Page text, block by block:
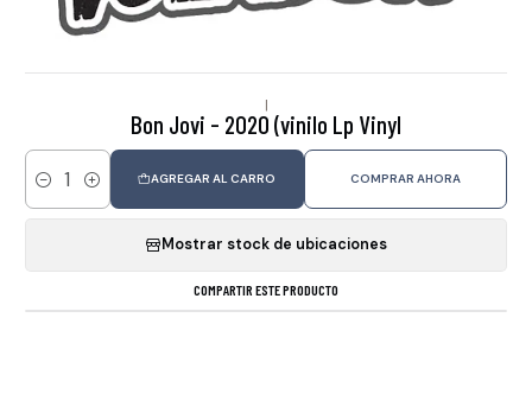
|
Bon Jovi - 2020 (vinilo Lp Vinyl
Cantidad
AGREGAR AL CARRO COMPRAR AHORA
Mostrar stock de ubicaciones
COMPARTIR ESTE PRODUCTO